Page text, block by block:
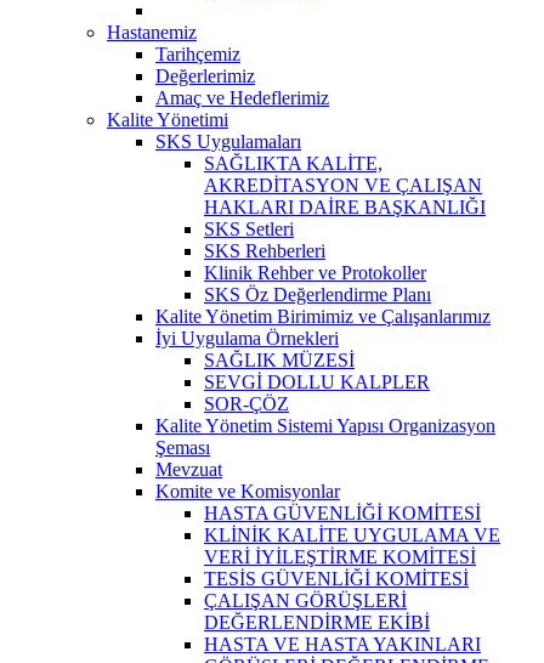
Hastanemiz
Tarihçemiz
Değerlerimiz
Amaç ve Hedeflerimiz
Kalite Yönetimi
SKS Uygulamaları
SAĞLIKTA KALİTE,
AKREDİTASYON VE ÇALIŞAN
HAKLARI DAİRE BAŞKANLIĞI
SKS Setleri
SKS Rehberleri
Klinik Rehber ve Protokoller
SKS Öz Değerlendirme Planı
Kalite Yönetim Birimimiz ve Çalışanlarımız
İyi Uygulama Örnekleri
SAĞLIK MÜZESİ
SEVGİ DOLLU KALPLER
SOR-ÇÖZ
Kalite Yönetim Sistemi Yapısı Organizasyon
Şeması
Mevzuat
Komite ve Komisyonlar
HASTA GÜVENLİĞİ KOMİTESİ
KLİNİK KALİTE UYGULAMA VE
VERİ İYİLEŞTİRME KOMİTESİ
TESİS GÜVENLİĞİ KOMİTESİ
ÇALIŞAN GÖRÜŞLERİ
DEĞERLENDİRME EKİBİ
HASTA VE HASTA YAKINLARI